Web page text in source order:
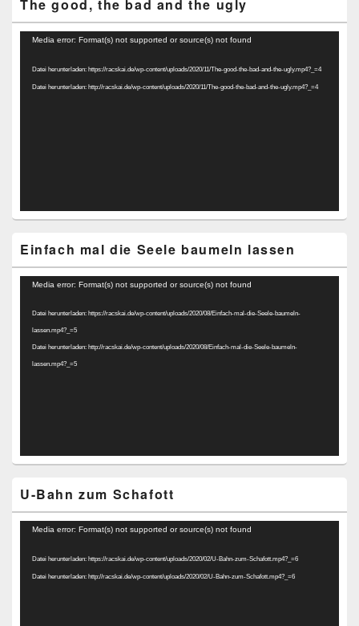
The good, the bad and the ugly
Video-
Media error: Format(s) not supported or source(s) not found
Datei herunterladen: https://racskai.de/wp-content/uploads/2020/11/The-good-the-bad-and-the-ugly.mp4?_=4
Datei herunterladen: http://racskai.de/wp-content/uploads/2020/11/The-good-the-bad-and-the-ugly.mp4?_=4
Einfach mal die Seele baumeln lassen
Video-
Media error: Format(s) not supported or source(s) not found
Datei herunterladen: https://racskai.de/wp-content/uploads/2020/08/Einfach-mal-die-Seele-baumeln-
lassen.mp4?_=5
Datei herunterladen: http://racskai.de/wp-content/uploads/2020/08/Einfach-mal-die-Seele-baumeln-
lassen.mp4?_=5
U-Bahn zum Schafott
Video-
Media error: Format(s) not supported or source(s) not found
Datei herunterladen: https://racskai.de/wp-content/uploads/2020/02/U-Bahn-zum-Schafott.mp4?_=6
Datei herunterladen: http://racskai.de/wp-content/uploads/2020/02/U-Bahn-zum-Schafott.mp4?_=6